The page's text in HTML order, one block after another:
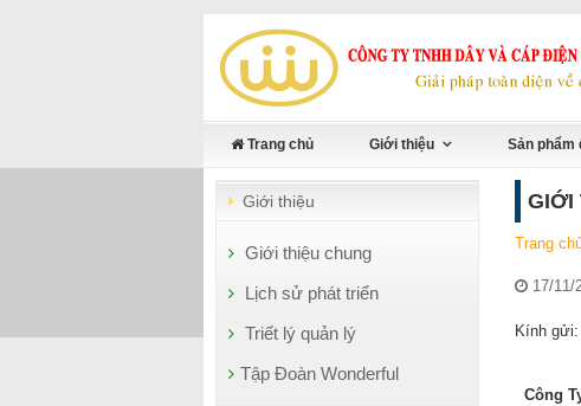
Trang chủ Giới thiệu Sản phẩm
GIỚI
Trang
17/11/
Kính
Công
Giới thiệu
Giới thiệu chung
Lịch sử phát triển
Triết lý quản lý
Tập Đoàn Wonderful